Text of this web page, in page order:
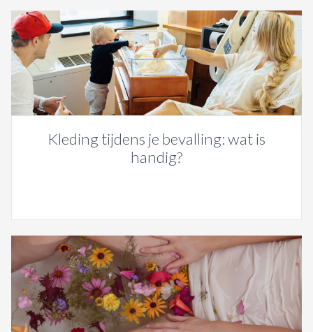
Kleding tijdens je bevalling: wat is
handig?